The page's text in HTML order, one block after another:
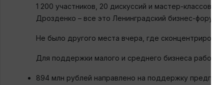
1 200 участников, 20 дискуссий и мастер-
Дрозденко – все это Ленинградский бизнес-
Не было другого места вчера, где
Для поддержки малого и среднего бизнеса
894 млн рублей направлено на поддержку